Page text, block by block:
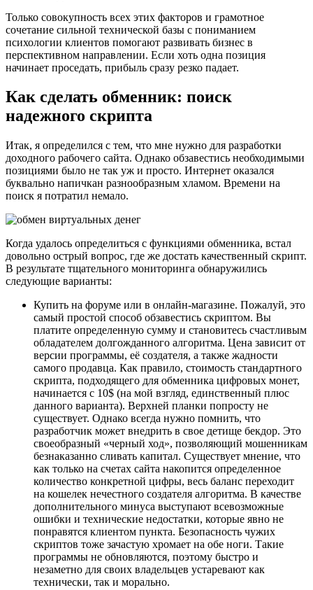
Только совокупность всех этих факторов и грамотное
сочетание сильной технической базы с пониманием
психологии клиентов помогают развивать бизнес в
перспективном направлении. Если хоть одна позиция
начинает проседать, прибыль сразу резко падает.
Как сделать обменник: поиск
надежного скрипта
Итак, я определился с тем, что мне нужно для разработки
доходного рабочего сайта. Однако обзавестись необходимыми
позициями было не так уж и просто. Интернет оказался
буквально напичкан разнообразным хламом. Времени на
поиск я потратил немало.
Когда удалось определиться с функциями обменника, встал
довольно острый вопрос, где же достать качественный скрипт.
В результате тщательного мониторинга обнаружились
следующие варианты:
Купить на форуме или в онлайн-магазине. Пожалуй, это
самый простой способ обзавестись скриптом. Вы
платите определенную сумму и становитесь счастливым
обладателем долгожданного алгоритма. Цена зависит от
версии программы, её создателя, а также жадности
самого продавца. Как правило, стоимость стандартного
скрипта, подходящего для обменника цифровых монет,
начинается с 10$ (на мой взгляд, единственный плюс
данного варианта). Верхней планки попросту не
существует. Однако всегда нужно помнить, что
разработчик может внедрить в свое детище бекдор. Это
своеобразный «черный ход», позволяющий мошенникам
безнаказанно сливать капитал. Существует мнение, что
как только на счетах сайта накопится определенное
количество конкретной цифры, весь баланс переходит
на кошелек нечестного создателя алгоритма. В качестве
дополнительного минуса выступают всевозможные
ошибки и технические недостатки, которые явно не
понравятся клиентом пункта. Безопасность чужих
скриптов тоже зачастую хромает на обе ноги. Такие
программы не обновляются, поэтому быстро и
незаметно для своих владельцев устаревают как
технически, так и морально.